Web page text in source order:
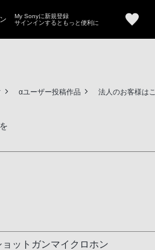
My Sonyに新規登録
サインインするともっと便利に
αユーザー投稿作品 法人のお客様は
ットガンマイクロホン